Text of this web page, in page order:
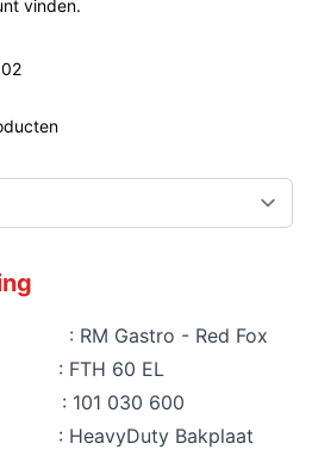
vinden.
- Red Fox
60 EL
030 600
Bakplaat